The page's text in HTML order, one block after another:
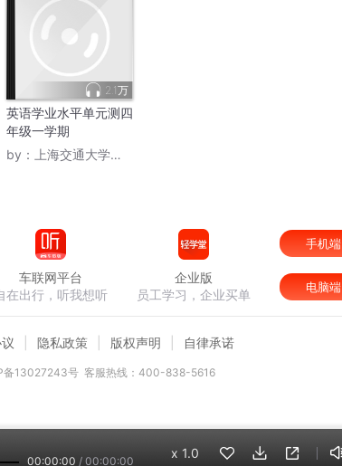
2.1万
英语学业水平单元测四
年级一学期
by：
上海交通大学出版社
00:00:00 / 00:00:00
x 1.0
车联网平台
在出行，听我想听
企业版
员工学习，企业买单
手机端
电脑端
隐私政策 版权声明 自律承诺
备13027243号 客服热线：400-838-5616